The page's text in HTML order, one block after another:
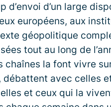
d’envoi d’un large
européens, aux
géopolitique
tout au long de
chaînes la font vivre
avec celles
et ceux qui la